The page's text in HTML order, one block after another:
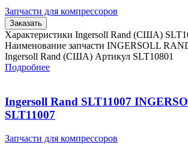
Запчасти для компрессоров
Заказать
Характеристики Ingersoll Rand (США)
Наименование запчасти INGERSOLL
Ingersoll Rand (США) Артикул SLT10801
Подробнее
Ingersoll Rand SLT11007
SLT11007
Запчасти для компрессоров